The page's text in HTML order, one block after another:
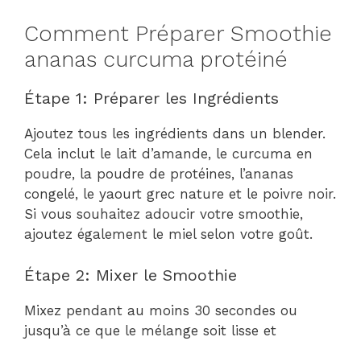
Comment Préparer Smoothie
ananas curcuma protéiné
Étape 1: Préparer les Ingrédients
Ajoutez tous les ingrédients dans un blender.
Cela inclut le lait d’amande, le curcuma en
poudre, la poudre de protéines, l’ananas
congelé, le yaourt grec nature et le poivre noir.
Si vous souhaitez adoucir votre smoothie,
ajoutez également le miel selon votre goût.
Étape 2: Mixer le Smoothie
Mixez pendant au moins 30 secondes ou
jusqu’à ce que le mélange soit lisse et